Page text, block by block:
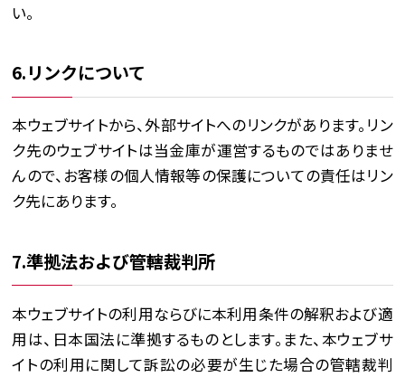
い。
6.リンクについて
本ウェブサイトから、外部サイトへのリンクがあります。リン
ク先のウェブサイトは当金庫が運営するものではありませ
んので、お客様の個人情報等の保護についての責任はリン
ク先にあります。
7.準拠法および管轄裁判所
本ウェブサイトの利用ならびに本利用条件の解釈および適
用は、日本国法に準拠するものとします。また、本ウェブサ
イトの利用に関して訴訟の必要が生じた場合の管轄裁判